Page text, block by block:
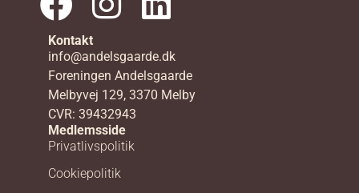
Kontakt
info@andelsgaarde.dk
Foreningen Andelsgaarde
Melbyvej 129, 3370 Melby
CVR: 39432943
Medlemsside
Privatlivspolitik
Cookiepolitik